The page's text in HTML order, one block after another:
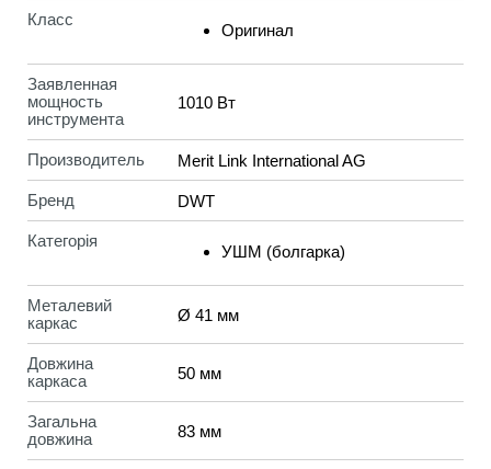
Класс
Оригинал
Заявленная
мощность
инструмента
1010 Вт
Производитель Merit Link International AG
Бренд DWT
Категорія
УШМ (болгарка)
Металевий
каркас
Ø 41 мм
Довжина
каркаса
50 мм
Загальна
довжина
83 мм